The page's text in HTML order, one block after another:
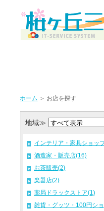
ホーム ＞ お店を探す
地域≫
インテリア・家具ショッ
酒造家・販売店(16)
お茶販売(2)
楽器店(2)
薬局ドラックストア(1)
雑貨・グッツ・100円シ